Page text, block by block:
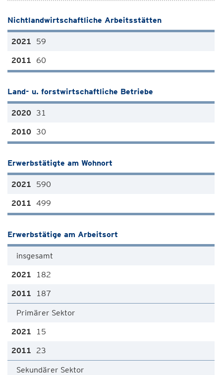
Nichtlandwirtschaftliche Arbeitsstätten
59
60
Land- u. forstwirtschaftliche Betriebe
31
30
Erwerbstätigte am Wohnort
590
499
Erwerbstätige am Arbeitsort
insgesamt
182
187
Primärer Sektor
15
23
Sekundärer Sektor